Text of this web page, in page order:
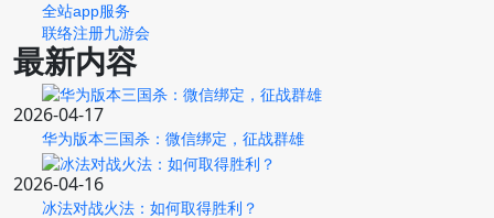
全站app服务
联络注册九游会
最新内容
2026-04-17
华为版本三国杀：微信绑定，征战群雄
2026-04-16
冰法对战火法：如何取得胜利？